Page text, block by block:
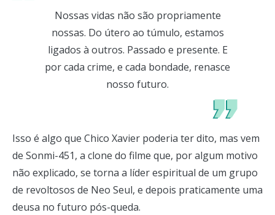
Nossas vidas não são propriamente
nossas. Do útero ao túmulo, estamos
ligados à outros. Passado e presente. E
por cada crime, e cada bondade, renasce
nosso futuro.
Isso é algo que Chico Xavier poderia ter dito, mas vem
de Sonmi-451, a clone do filme que, por algum motivo
não explicado, se torna a líder espiritual de um grupo
de revoltosos de Neo Seul, e depois praticamente uma
deusa no futuro pós-queda.